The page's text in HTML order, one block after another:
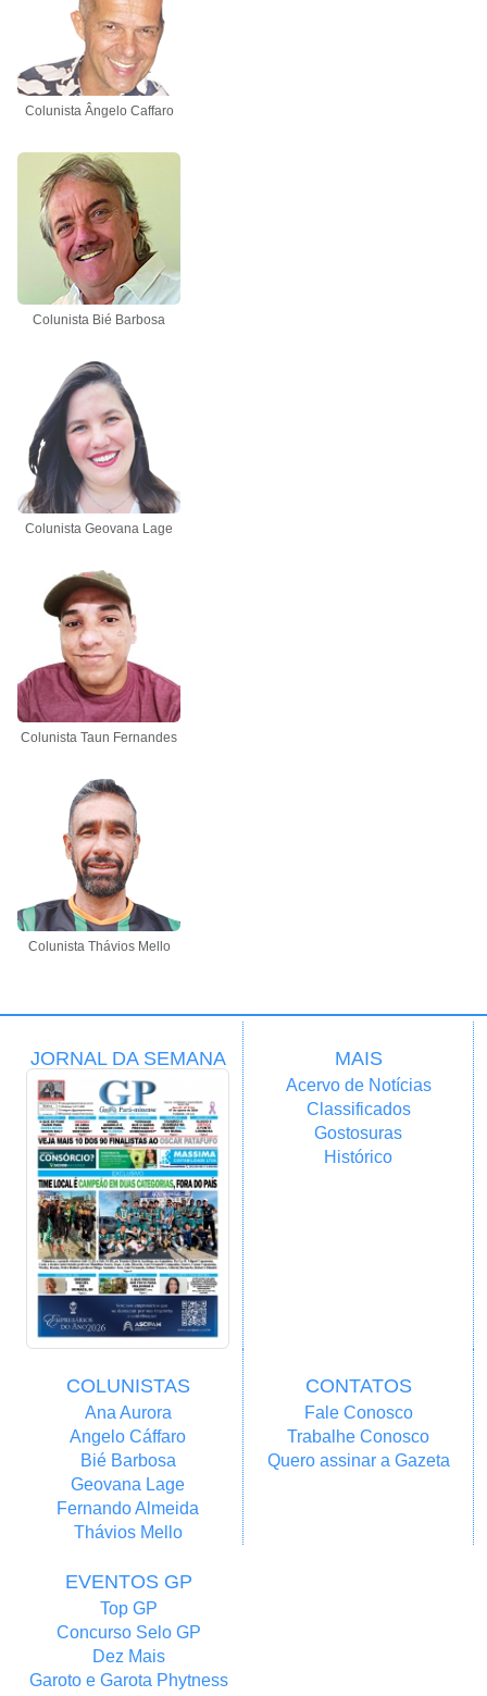
Colunista Ângelo Caffaro
Colunista Bié Barbosa
Colunista Geovana Lage
Colunista Taun Fernandes
Colunista Thávios Mello
JORNAL DA SEMANA MAIS
Acervo de Notícias
Classificados
Gostosuras
Histórico
COLUNISTAS
Ana Aurora
Angelo Cáffaro
Bié Barbosa
Geovana Lage
Fernando Almeida
Thávios Mello
CONTATOS
Fale Conosco
Trabalhe Conosco
Quero assinar a Gazeta
EVENTOS GP
Top GP
Concurso Selo GP
Dez Mais
Garoto e Garota Phytness